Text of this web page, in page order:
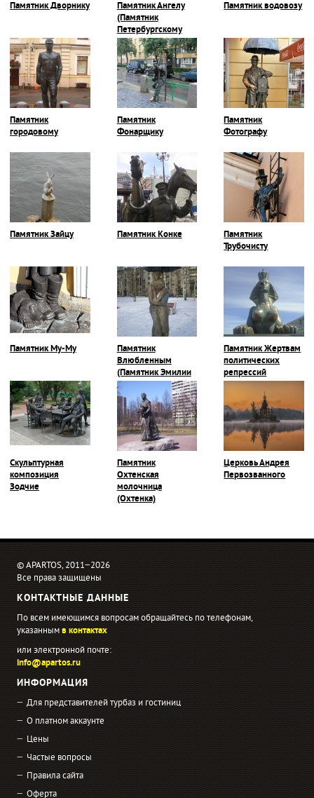
Памятник Дворнику
Памятник Ангелу
(Памятник
Петербургскому
Ангелу)
Памятник водовозу
Памятник
городовому
Памятник
Фонарщику
Памятник
Фотографу
Памятник Зайцу Памятник Конке
Памятник
Трубочисту
Памятник Му-Му
Памятник
Влюбленным
(Памятник Эмилии
и Карлу)
Памятник Жертвам
политических
репрессий
Скульптурная
композиция
Зодчие
Памятник
Охтенская
молочница
(Охтенка)
Церковь Андрея
Первозванного
© APARTOS, 2011−2026
Все права защищены
КОНТАКТНЫЕ ДАННЫЕ
По всем имеющимся вопросам обращайтесь по телефонам,
указаннымв контактах
или электронной почте:
info@apartos.ru
ИНФОРМАЦИЯ
Для представителей турбаз и гостиниц
О платном аккаунте
Цены
Частые вопросы
Правила сайта
Оферта